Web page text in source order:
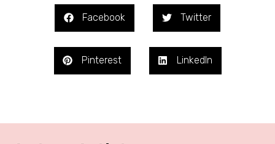
Facebook Twitter
Pinterest LinkedIn